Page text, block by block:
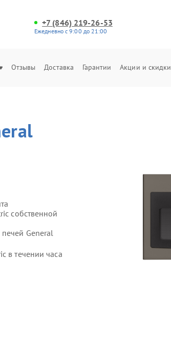
+7 (846) 219-26-53
Ежедневно с 9:00 до 21:00
Отзывы Доставка Гарантии Акции и скидки
собственной
General
в течении часа